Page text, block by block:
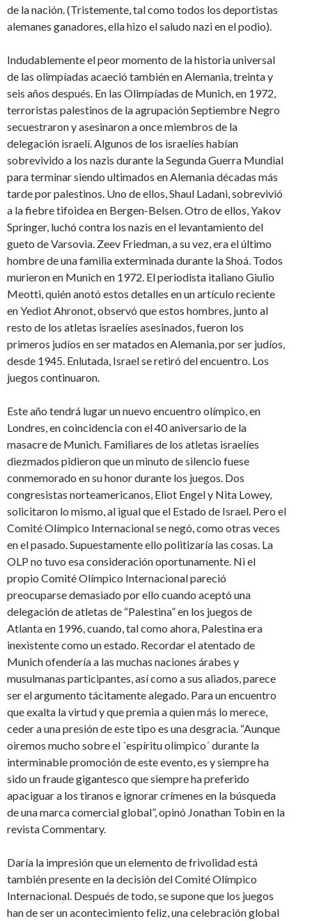
de la nación. (Tristemente, tal como todos los deportistas
alemanes ganadores, ella hizo el saludo nazi en el podio).
Indudablemente el peor momento de la historia universal
de las olimpíadas acaeció también en Alemania, treinta y
seis años después. En las Olimpíadas de Munich, en 1972,
terroristas palestinos de la agrupación Septiembre Negro
secuestraron y asesinaron a once miembros de la
delegación israelí. Algunos de los israelíes habían
sobrevivido a los nazis durante la Segunda Guerra Mundial
para terminar siendo ultimados en Alemania décadas más
tarde por palestinos. Uno de ellos, Shaul Ladani, sobrevivió
a la fiebre tifoidea en Bergen-Belsen. Otro de ellos, Yakov
Springer, luchó contra los nazis en el levantamiento del
gueto de Varsovia. Zeev Friedman, a su vez, era el último
hombre de una familia exterminada durante la Shoá. Todos
murieron en Munich en 1972. El periodista italiano Giulio
Meotti, quién anotó estos detalles en un artículo reciente
en Yediot Ahronot, observó que estos hombres, junto al
resto de los atletas israelíes asesinados, fueron los
primeros judíos en ser matados en Alemania, por ser judíos,
desde 1945. Enlutada, Israel se retiró del encuentro. Los
juegos continuaron.
Este año tendrá lugar un nuevo encuentro olímpico, en
Londres, en coincidencia con el 40 aniversario de la
masacre de Munich. Familiares de los atletas israelíes
diezmados pidieron que un minuto de silencio fuese
conmemorado en su honor durante los juegos. Dos
congresistas norteamericanos, Eliot Engel y Nita Lowey,
solicitaron lo mismo, al igual que el Estado de Israel. Pero el
Comité Olímpico Internacional se negó, como otras veces
en el pasado. Supuestamente ello politizaría las cosas. La
OLP no tuvo esa consideración oportunamente. Ni el
propio Comité Olímpico Internacional pareció
preocuparse demasiado por ello cuando aceptó una
delegación de atletas de “Palestina” en los juegos de
Atlanta en 1996, cuando, tal como ahora, Palestina era
inexistente como un estado. Recordar el atentado de
Munich ofendería a las muchas naciones árabes y
musulmanas participantes, así como a sus aliados, parece
ser el argumento tácitamente alegado. Para un encuentro
que exalta la virtud y que premia a quien más lo merece,
ceder a una presión de este tipo es una desgracia. “Aunque
oiremos mucho sobre el ´espíritu olímpico´ durante la
interminable promoción de este evento, es y siempre ha
sido un fraude gigantesco que siempre ha preferido
apaciguar a los tiranos e ignorar crímenes en la búsqueda
de una marca comercial global”, opinó Jonathan Tobin en la
revista Commentary.
Daría la impresión que un elemento de frivolidad está
también presente en la decisión del Comité Olímpico
Internacional. Después de todo, se supone que los juegos
han de ser un acontecimiento feliz, una celebración global